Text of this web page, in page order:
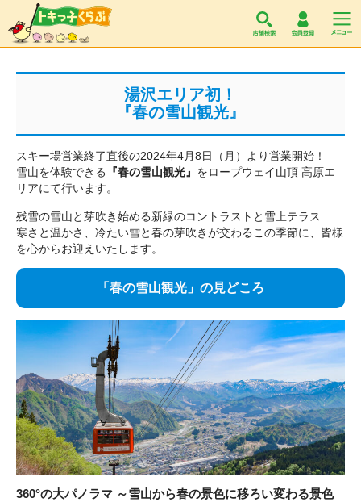
湯沢エリア初！
『春の雪山観光』
スキー場営業終了直後の2024年4月8日（月）より営業開始！
雪山を体験できる
『春の雪山観光』 をロープウェイ山頂 高原エ
リアにて行います。
残雪の雪山と芽吹き始める新緑のコントラストと雪上テラス
寒さと温かさ、冷たい雪と春の芽吹きが交わるこの季節に、皆様
を心からお迎えいたします。
「春の雪山観光」の見どころ
360°の大パノラマ ～雪山から春の景色に移ろい変わる景色